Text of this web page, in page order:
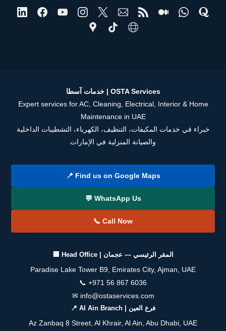
خدمات آسطا | OSTA Services
Expert services for AC, Cleaning, Electrical, Interior & Home
Maintenance in UAE
خبراء في خدمات المكيفات، التنظيف، الكهرباء، التشطيبات الداخلية
والصيانة المنزلية في الإمارات
📍 Find us on Google Maps
💬 WhatsApp Us
📞 Call Now
🏢 Head Office | المقر الرئيسي — عجمان
Paradise Lake Tower B9, Emirates City, Ajman, UAE
📞 +971 56 867 6036
✉ info@ostaservices.com
📍 Al Ain Branch | فرع العين
Az Zanbaq 8 Street, Al Khrair, Al Ain, Abu Dhabi, UAE